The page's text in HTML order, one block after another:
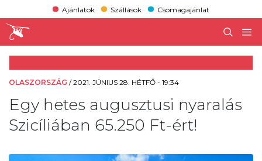
Ajánlatok Szállások Csomagajánlat
OLASZORSZÁG /2021. JÚNIUS 28. HÉTFŐ - 19:34
Egy hetes augusztusi nyaralás
Szicíliában 65.250 Ft-ért!